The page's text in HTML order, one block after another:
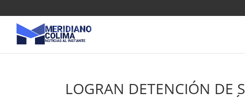
LOGRAN DETENCIÓN DE